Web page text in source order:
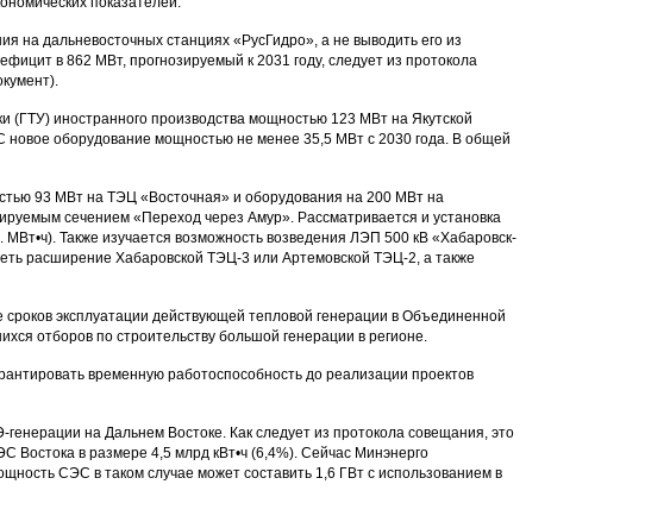
на дальневосточных станциях «РусГидро», а не выводить его из
в 862 МВт, прогнозируемый к 2031 году, следует из протокола
(ГТУ) иностранного производства мощностью 123 МВт на Якутской
оборудование мощностью не менее 35,5 МВт с 2030 года. В общей
93 МВт на ТЭЦ «Восточная» и оборудования на 200 МВт на
сечением «Переход через Амур». Рассматривается и установка
Также изучается возможность возведения ЛЭП 500 кВ «Хабаровск-
расширение Хабаровской ТЭЦ-3 или Артемовской ТЭЦ-2, а также
эксплуатации действующей тепловой генерации в Объединенной
отборов по строительству большой генерации в регионе.
временную работоспособность до реализации проектов
на Дальнем Востоке. Как следует из протокола совещания, это
Востока в размере 4,5 млрд кВт•ч (6,4%). Сейчас Минэнерго
СЭС в таком случае может составить 1,6 ГВт с использованием в